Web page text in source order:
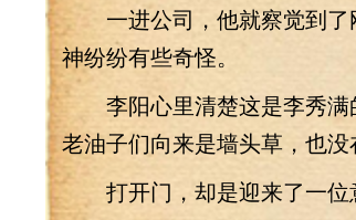
一进公司，他就察觉到了
神纷纷有些奇怪。
李阳心里清楚这是李秀满
老油子们向来是墙头草，也
打开门，却是迎来了一位